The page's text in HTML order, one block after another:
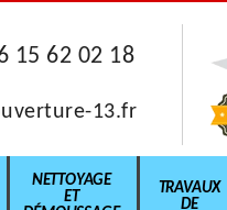
15 62 02 18
13.fr
NETTOYAGE
ET
TRAVAUX
DE